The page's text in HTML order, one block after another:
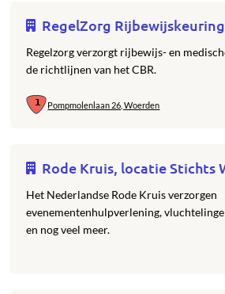
RegelZorg
Regelzorg verzorgt rijbewijs- en
de richtlijnen van het CBR.
Pompmolenlaan 26, Woerden
Rode Kruis, locatie Stichts
Het Nederlandse Rode Kruis verzorgen
evenementenhulpverlening,
en nog veel meer.